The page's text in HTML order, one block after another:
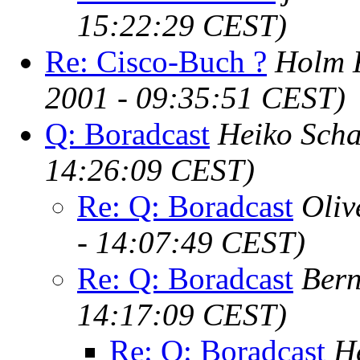
15:22:29 CEST)
Re: Cisco-Buch ? Holm
2001 - 09:35:51 CEST)
Q: Boradcast Heiko
14:26:09 CEST)
Re: Q: Boradcast
- 14:07:49 CEST)
Re: Q: Boradcast
14:17:09 CEST)
Re: Q: Boradcast